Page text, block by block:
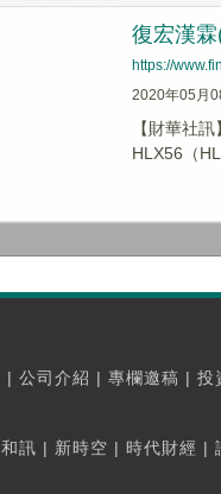
復宏漢
https://
2020年05月
【財華社
HLX56（
| 公司介紹 | 專欄邀稿 | 投
和訊 | 新時空 | 時代財經 |